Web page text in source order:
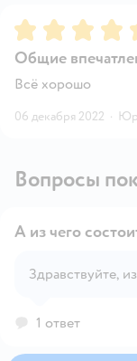
Рейтинг:5
Общие
Всё хорошо
06 декабря 2022 ·
Вопросы
А из чего
Здравствуйте,
1 ответ